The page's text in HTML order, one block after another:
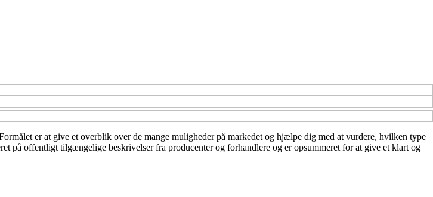
er at give et overblik over de mange muligheder på markedet og hjælpe dig med at vurdere, hvilken type
på offentligt tilgængelige beskrivelser fra producenter og forhandlere og er opsummeret for at give et klart og